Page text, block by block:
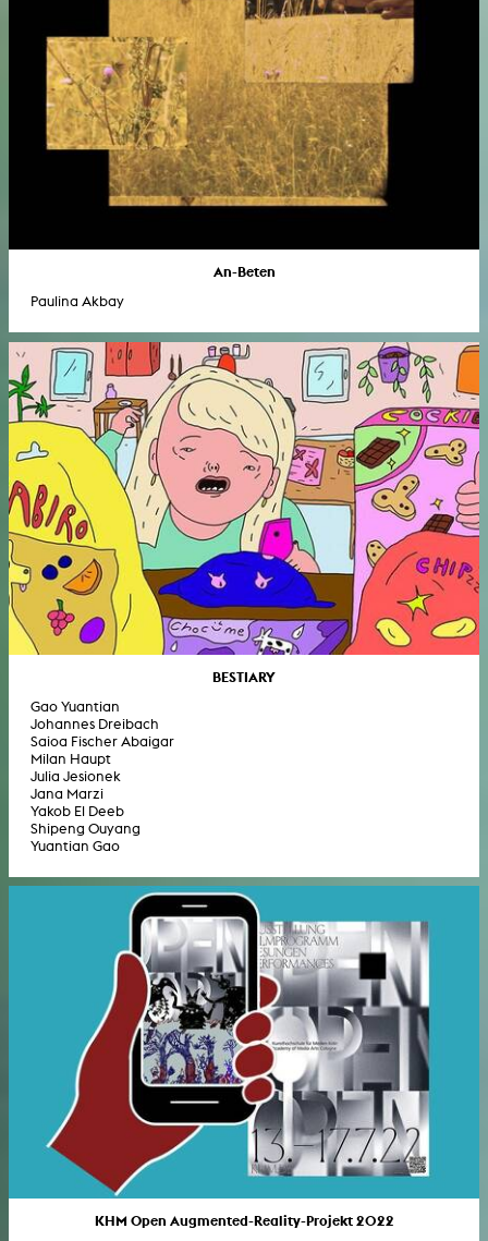
An-Beten
Paulina Akbay
BESTIARY
Gao Yuantian
Johannes Dreibach
Saioa Fischer Abaigar
Milan Haupt
Julia Jesionek
Jana Marzi
Yakob El Deeb
Shipeng Ouyang
Yuantian Gao
KHM Open Augmented-Reality-Projekt 2022